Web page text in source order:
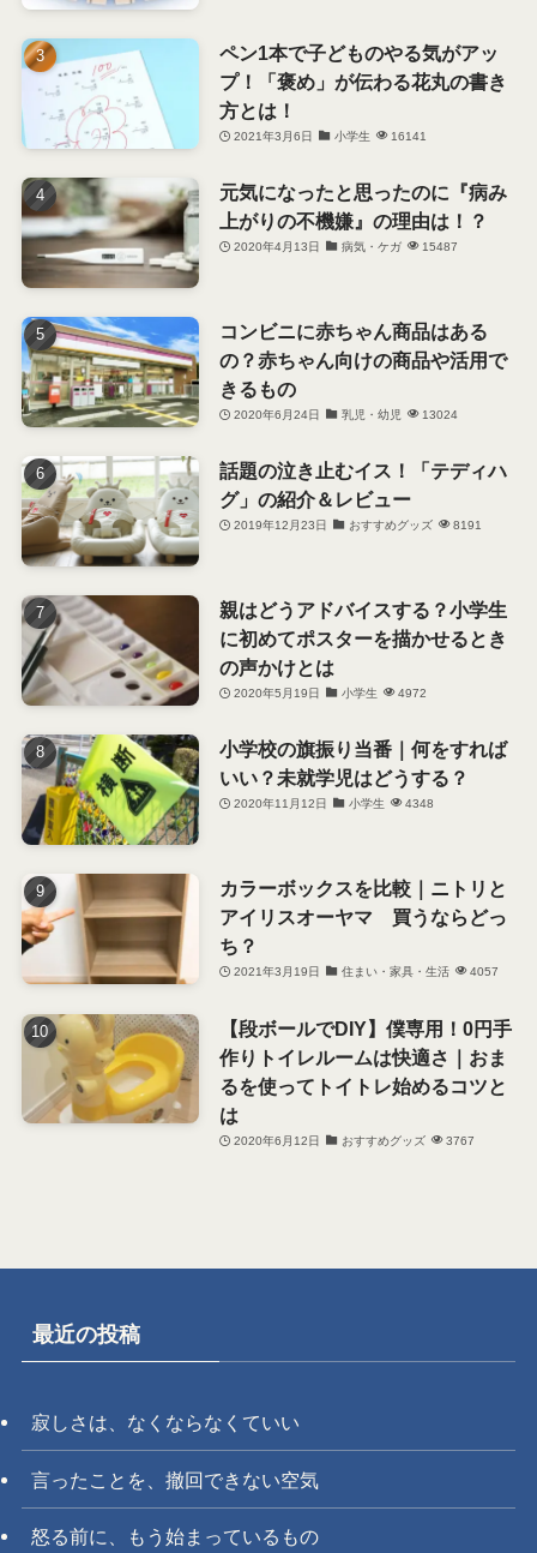
ペン1本で子どものやる気がアッ
プ！「褒め」が伝わる花丸の書き
方とは！
2021年3月6日 小学生 16141
元気になったと思ったのに『病み
上がりの不機嫌』の理由は！？
2020年4月13日 病気・ケガ 15487
コンビニに赤ちゃん商品はある
の？赤ちゃん向けの商品や活用で
きるもの
2020年6月24日 乳児・幼児 13024
話題の泣き止むイス！「テディハ
グ」の紹介＆レビュー
2019年12月23日 おすすめグッズ 8191
親はどうアドバイスする？小学生
に初めてポスターを描かせるとき
の声かけとは
2020年5月19日 小学生 4972
小学校の旗振り当番｜何をすれば
いい？未就学児はどうする？
2020年11月12日 小学生 4348
カラーボックスを比較｜ニトリと
アイリスオーヤマ 買うならどっ
ち？
2021年3月19日 住まい・家具・生活 4057
【段ボールでDIY】僕専用！0円手
作りトイレルームは快適さ｜おま
るを使ってトイトレ始めるコツと
は
2020年6月12日 おすすめグッズ 3767
最近の投稿
寂しさは、なくならなくていい
言ったことを、撤回できない空気
怒る前に、もう始まっているもの